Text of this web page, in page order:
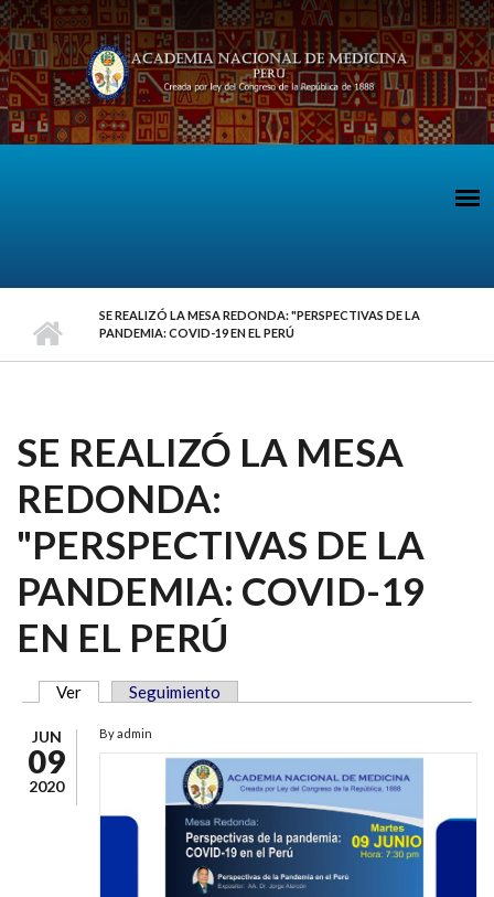
Pasar al contenido principal
SE REALIZÓ LA MESA REDONDA: "PERSPECTIVAS DE LA
PANDEMIA: COVID-19 EN EL PERÚ
SE REALIZÓ LA MESA
REDONDA:
"PERSPECTIVAS DE LA
PANDEMIA: COVID-19
EN EL PERÚ
SOLAPAS PRINCIPALES
Ver (solapa activa)
Seguimiento
JUN
09
2020
By admin